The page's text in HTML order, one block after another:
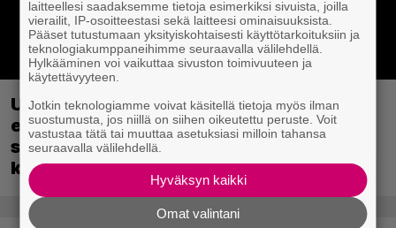
Uutta PS5-pulmahyppelyä kuvaillaan
ensimmäiseksi peliksi, joka on
suunniteltu täysin DualSense-ohjaimen
kosketuslevyn ympärille
laitteellesi saadaksemme tietoja esimerkiksi sivuista, joilla
vierailit, IP-osoitteestasi sekä laitteesi ominaisuuksista.
Pääset tutustumaan yksityiskohtaisesti käyttötarkoituksiin ja
teknologiakumppaneihimme seuraavalla välilehdellä.
Hylkääminen voi vaikuttaa sivuston toimivuuteen ja
käytettävyyteen.
Jotkin teknologiamme voivat käsitellä tietoja myös ilman
suostumusta, jos niillä on siihen oikeutettu peruste. Voit
vastustaa tätä tai muuttaa asetuksiasi milloin tahansa
seuraavalla välilehdellä.
Hyväksyn kaikki
Omat valintani